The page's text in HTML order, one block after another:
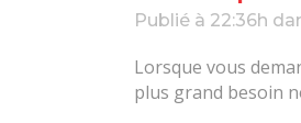
Publié à 22:36h
Lorsque vous
plus grand besoin